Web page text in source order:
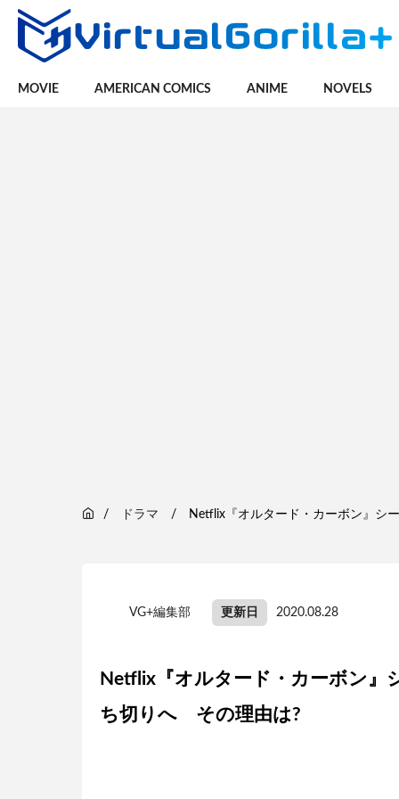
MOVIE AMERICAN COMICS ANIME NOVELS
ドラマ Netflix『オルタード・カーボン』
VG+編集部 更新日 2020.08.28
Netflix『オルタード・カーボン
ち切りへ その理由は?